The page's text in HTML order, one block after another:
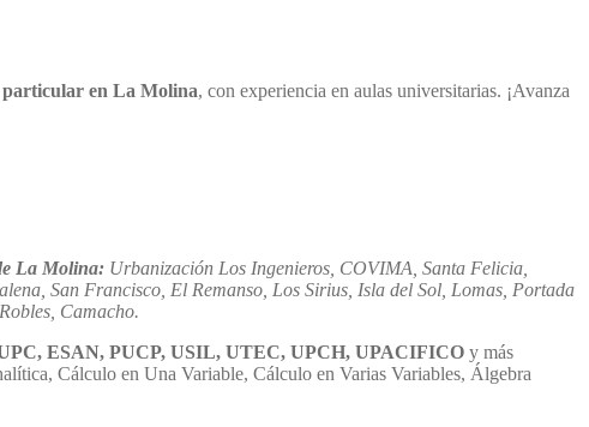
en La Molina, con experiencia en aulas universitarias. ¡Avanza
La Molina: Urbanización Los Ingenieros, COVIMA, Santa Felicia,
San Francisco, El Remanso, Los Sirius, Isla del Sol, Lomas, Portada
Camacho.
ESAN, PUCP, USIL, UTEC, UPCH, UPACIFICO y más
Cálculo en Una Variable, Cálculo en Varias Variables, Álgebra